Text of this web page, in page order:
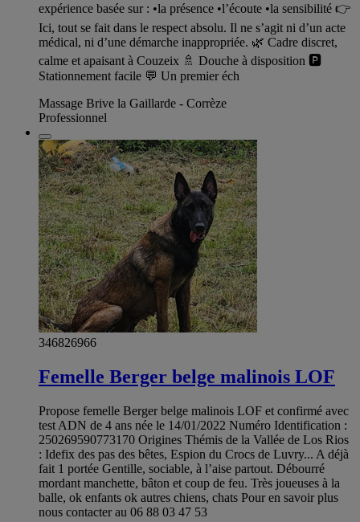
expérience basée sur : •la présence •l’écoute •la sensibilité 👉
Ici, tout se fait dans le respect absolu. Il ne s’agit ni d’un acte
médical, ni d’une démarche inappropriée. 🌿 Cadre discret,
calme et apaisant à Couzeix 🚿 Douche à disposition 🅿️
Stationnement facile 💬 Un premier éch
Massage Brive la Gaillarde - Corrèze
Professionnel
346826966
Femelle Berger belge malinois LOF
Propose femelle Berger belge malinois LOF et confirmé avec
test ADN de 4 ans née le 14/01/2022 Numéro Identification :
250269590773170 Origines Thémis de la Vallée de Los Rios
: Idefix des pas des bêtes, Espion du Crocs de Luvry... A déjà
fait 1 portée Gentille, sociable, à l’aise partout. Débourré
mordant manchette, bâton et coup de feu. Très joueuses à la
balle, ok enfants ok autres chiens, chats Pour en savoir plus
nous contacter au 06 88 03 47 53